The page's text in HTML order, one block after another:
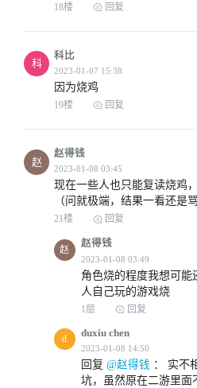
2023-01-08 09:55
2023-01-08 11:42
2023-01-06 16:29
18楼 回复
科
科比
因为烧鸡
19楼 回复
赵
赵得钱
现在一些人也只能复读烧鸡
（问就极端，结果一看还是
21楼 回复
赵
赵得钱
角色烧的程度我想可能
人自己玩的游戏烧
1层 回复
d
duxiu chen
回复 @赵得钱 ： 实不
坑，虽然原在二游里面